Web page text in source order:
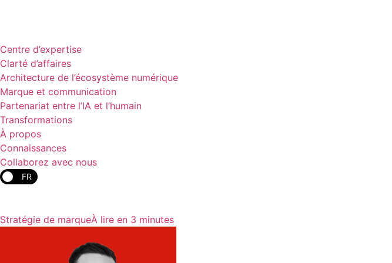
Centre d’expertise
Clarté d’affaires
Architecture de l’écosystème numérique
Marque et communication
Partenariat entre l’IA et l’humain
Transformations
À propos
Connaissances
Collaborez avec nous
FR
Stratégie de marqueÀ lire en 3 minutes